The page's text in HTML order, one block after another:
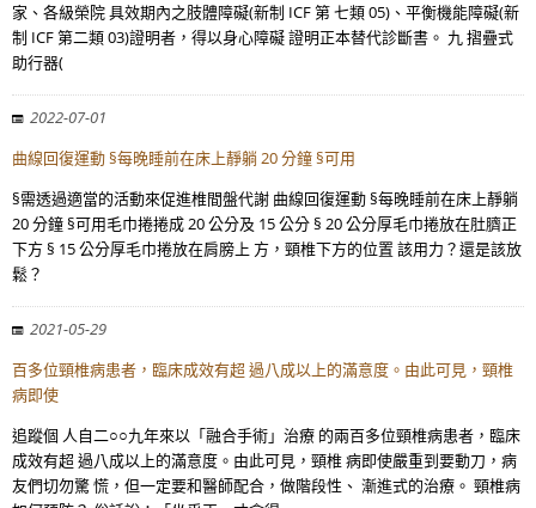
家、各級榮院 具效期內之肢體障礙(新制 ICF 第 七類 05)、平衡機能障礙(新
制 ICF 第二類 03)證明者，得以身心障礙 證明正本替代診斷書。 九 摺疊式
助行器(
2022-07-01
曲線回復運動 §每晚睡前在床上靜躺 20 分鐘 §可用
§需透過適當的活動來促進椎間盤代謝 曲線回復運動 §每晚睡前在床上靜躺
20 分鐘 §可用毛巾捲捲成 20 公分及 15 公分 § 20 公分厚毛巾捲放在肚臍正
下方 § 15 公分厚毛巾捲放在肩膀上 方，頸椎下方的位置 該用力？還是該放
鬆？
2021-05-29
百多位頸椎病患者，臨床成效有超 過八成以上的滿意度。由此可見，頸椎
病即使
追蹤個 人自二○○九年來以「融合手術」治療 的兩百多位頸椎病患者，臨床
成效有超 過八成以上的滿意度。由此可見，頸椎 病即使嚴重到要動刀，病
友們切勿驚 慌，但一定要和醫師配合，做階段性、 漸進式的治療。 頸椎病